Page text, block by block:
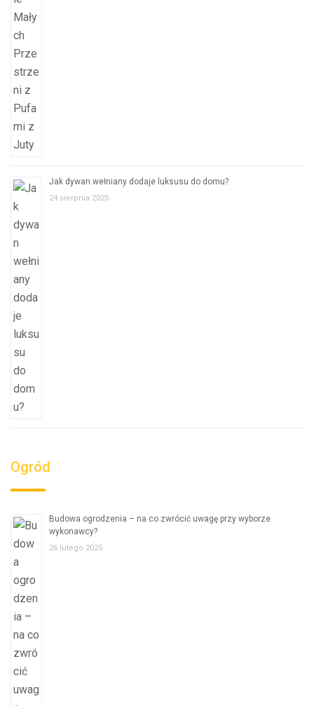
Jak dywan wełniany dodaje luksusu do domu?
24 sierpnia 2025
Ogród
Budowa ogrodzenia – na co zwrócić uwagę przy wyborze
wykonawcy?
26 lutego 2025